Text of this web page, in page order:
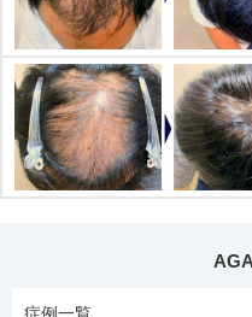
症例一覧